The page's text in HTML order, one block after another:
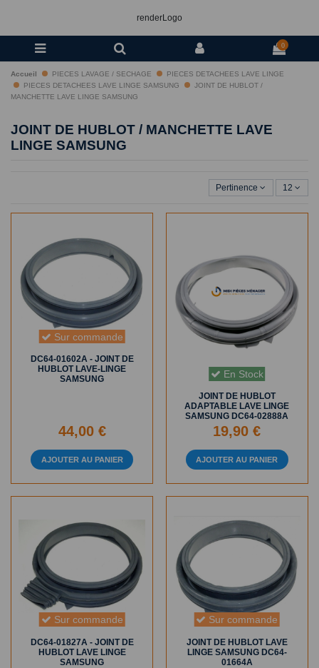
renderLogo
0
Accueil PIECES LAVAGE / SECHAGE
PIECES DETACHEES LAVE LINGE
PIECES DETACHEES LAVE LINGE SAMSUNG
JOINT DE HUBLOT /
MANCHETTE LAVE LINGE SAMSUNG
JOINT DE HUBLOT / MANCHETTE LAVE
LINGE SAMSUNG
Pertinence 12
Sur commande
DC64-01602A - JOINT DE
HUBLOT LAVE-LINGE
SAMSUNG
44,00 €
AJOUTER AU PANIER
En Stock
JOINT DE HUBLOT
ADAPTABLE LAVE LINGE
SAMSUNG DC64-02888A
19,90 €
AJOUTER AU PANIER
Sur commande
DC64-01827A - JOINT DE
HUBLOT LAVE LINGE
SAMSUNG
Sur commande
JOINT DE HUBLOT LAVE
LINGE SAMSUNG DC64-
01664A